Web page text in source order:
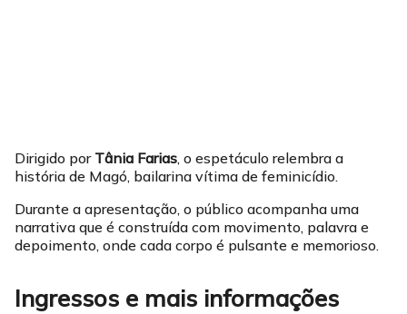
Dirigido por Tânia Farias, o espetáculo relembra a
história de Magó, bailarina vítima de feminicídio.
Durante a apresentação, o público acompanha uma
narrativa que é construída com movimento, palavra e
depoimento, onde cada corpo é pulsante e memorioso.
Ingressos e mais informações